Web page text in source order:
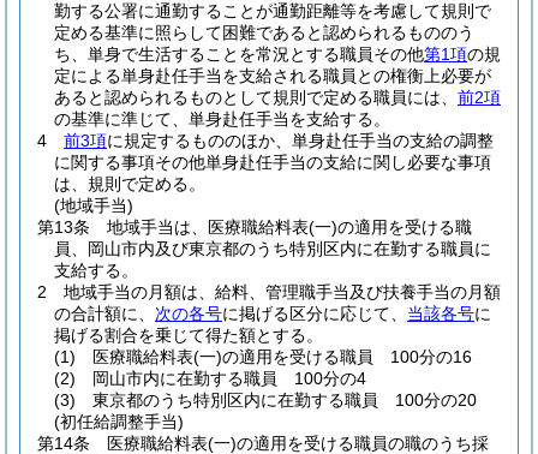
勤する公署に通勤することが通勤距離等を考慮して規則で
定める基準に照らして困難であると認められるもののう
ち、単身で生活することを常況とする職員その他第1項の規
定による単身赴任手当を支給される職員との権衡上必要が
あると認められるものとして規則で定める職員には、 前2項
の基準に準じて、単身赴任手当を支給する。
4
前3項に規定するもののほか、単身赴任手当の支給の調整
に関する事項その他単身赴任手当の支給に関し必要な事項
は、規則で定める。
(地域手当)
第13条
地域手当は、医療職給料表(一)の適用を受ける職
員、岡山市内及び東京都のうち特別区内に在勤する職員に
支給する。
2
地域手当の月額は、給料、管理職手当及び扶養手当の月額
の合計額に、 次の各号に掲げる区分に応じて、 当該各号に
掲げる割合を乗じて得た額とする。
(1)
医療職給料表(一)の適用を受ける職員 100分の16
(2)
岡山市内に在勤する職員 100分の4
(3)
東京都のうち特別区内に在勤する職員 100分の20
(初任給調整手当)
第14条
医療職給料表(一)の適用を受ける職員の職のうち採